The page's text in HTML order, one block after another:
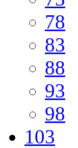
78
83
88
93
98
103